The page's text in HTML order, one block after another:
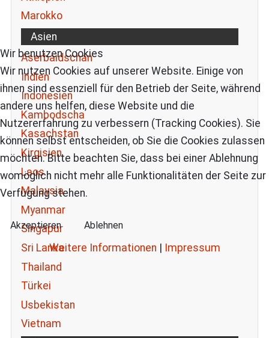
Marokko
Asien
Aserbaidschan
Indien
Indonesien
Kambodscha
Kasachstan
Kirgisien
Laos
Malaysia
Myanmar
Singapur
Sri Lanka
Thailand
Türkei
Usbekistan
Vietnam
Wir benutzen Cookies
Wir nutzen Cookies auf unserer Website. Einige von
ihnen sind essenziell für den Betrieb der Seite, während
andere uns helfen, diese Website und die
Nutzererfahrung zu verbessern (Tracking Cookies). Sie
können selbst entscheiden, ob Sie die Cookies zulassen
möchten. Bitte beachten Sie, dass bei einer Ablehnung
womöglich nicht mehr alle Funktionalitäten der Seite zur
Verfügung stehen.
Akzeptieren Ablehnen
Weitere Informationen | Impressum